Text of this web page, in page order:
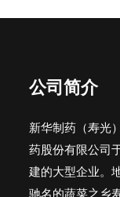
公司简介
新华制药（寿光
药股份有限公司
建的大型企业。
驰名的蔬菜之乡